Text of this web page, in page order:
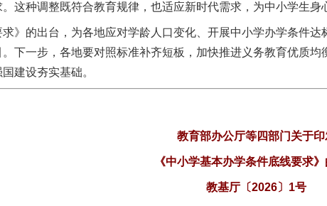
这种调整既符合教育规律，也适应新时代需求，为中小学生身
的出台，为各地应对学龄人口变化、开展中小学办学条件达
下一步，各地要对照标准补齐短板，加快推进义务教育优质
建设夯实基础。
教育部办公厅等四部门关于印
《中小学基本办学条件底线要求
教基厅〔2026〕1号